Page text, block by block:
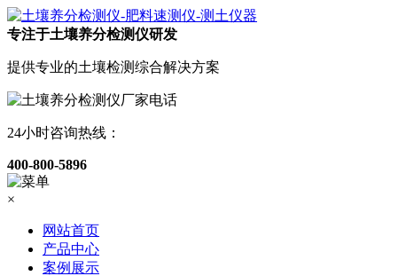
专注于土壤养分检测仪研发
提供专业的土壤检测综合解决方案
24小时咨询热线：
400-800-5896
×
网站首页
产品中心
案例展示